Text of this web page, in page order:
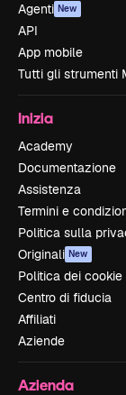
Agenti New
API
App mobile
Tutti gli strumenti
Inizia
Academy
Documentazione
Assistenza
Termini e
Politica sulla
Originali New
Politica dei cookie
Centro di fiducia
Affiliati
Aziende
Azienda